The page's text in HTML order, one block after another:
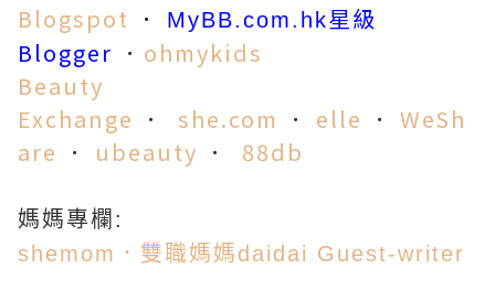
Blogspot ． MyBB.com.hk星級
Blogger ． ohmykids
Beauty
Exchange ． she.com ． elle ． WeSh
are ． ubeauty ． 88db
媽媽專欄:
shemom．雙職媽媽daidai Guest-writer